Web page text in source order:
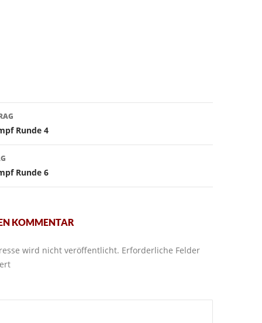
Runde 4
Runde 6
KOMMENTAR
wird nicht veröffentlicht. Erforderliche Felder